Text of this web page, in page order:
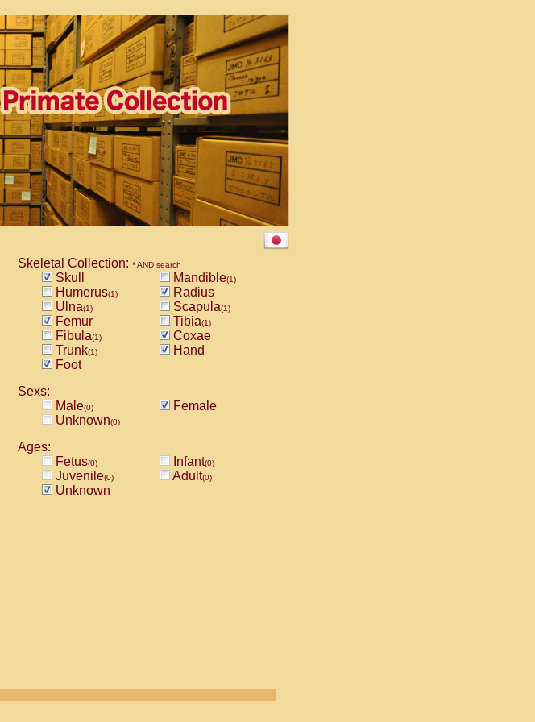
Skeletal Collection: * AND search
Skull Mandible(1)
Humerus(1)
Radius
Ulna(1) Scapula(1)
Femur Tibia(1)
Fibula(1)
Coxae
Trunk(1)
Hand
Foot
Sexs:
Male(0)
Female
Unknown(0)
Ages:
Fetus(0) Infant(0)
Juvenile(0) Adult(0)
Unknown